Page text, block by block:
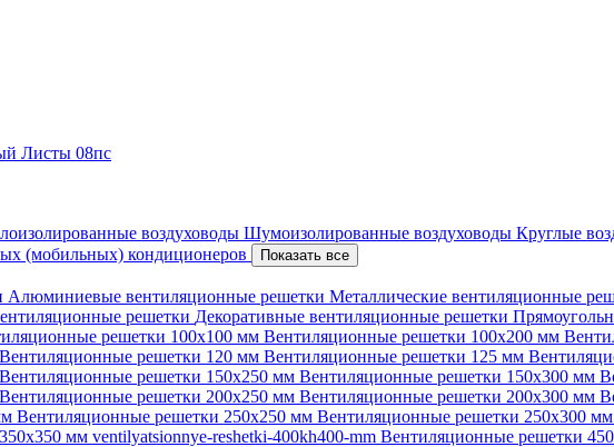
Листы 08пс
воздуховоды Шумоизолированные воздуховоды Круглые
(мобильных) кондиционеров Показать все
Алюминиевые вентиляционные решетки Металлические вентиляционные
решетки Декоративные вентиляционные решетки
решетки 100х100 мм Вентиляционные решетки 100х200 мм
Вентиляционные решетки 120 мм Вентиляционные решетки 125 мм
Вентиляционные решетки 150х250 мм Вентиляционные решетки 150х300 мм
Вентиляционные решетки 200х250 мм Вентиляционные решетки 200х300 мм
Вентиляционные решетки 250х250 мм Вентиляционные решетки 250х300 мм
мм ventilyatsionnye-reshetki-400kh400-mm Вентиляционные решетки